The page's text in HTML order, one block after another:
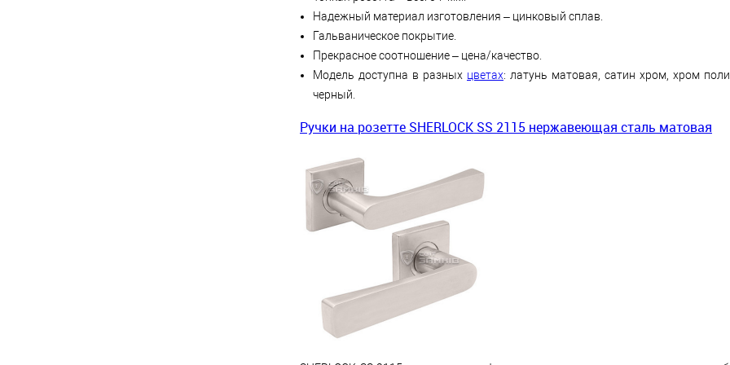
Надежный материал изготовления – цинковый сплав.
Гальваническое покрытие.
Прекрасное соотношение – цена/качество.
Модель доступна в разных цветах: латунь матовая, сатин хром, хром
черный.
Ручки на розетте SHERLOCK SS 2115 нержавеющая сталь матовая